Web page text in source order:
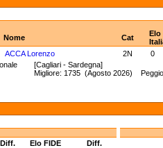
Nome
Cat
Elo
ACCA Lorenzo
2N 0
[Cagliari - Sardegna]
Migliore: 1735 (Agosto 2026)
Diff. Elo FIDE
Diff.